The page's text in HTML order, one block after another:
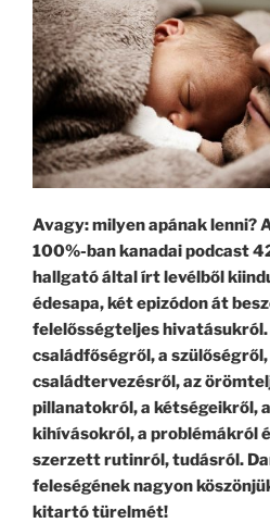
Avagy: milyen apának lenni?
100%-ban kanadai podcast
hallgató által írt levélből
édesapa, két epizódon át
felelősségteljes hivatásukról.
családfőségről, a
családtervezésről, az
pillanatokról, a kétségeikről,
kihívásokról, a problémákról
szerzett rutinról, tudásról.
feleségének nagyon
kitartó türelmét!